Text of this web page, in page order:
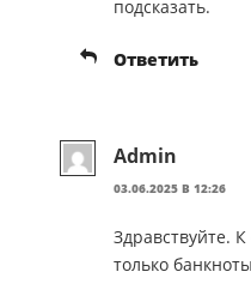
подсказать.
Ответить
Admin
03.06.2025 В 12:26
Здравствуйте.
только